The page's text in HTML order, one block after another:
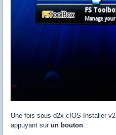
Une fois sous d2x cIOS Installer
appuyant sur un bouton :